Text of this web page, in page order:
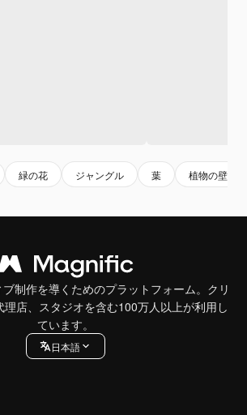
緑の花 ジャングル 葉 植物の壁紙
制作を導くためのプラットフォーム。クリ
理店、スタジオを含む100万人以上が利用し
ています。
日本語